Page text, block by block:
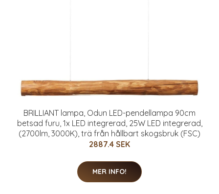
BRILLIANT lampa, Odun LED-pendellampa 90cm
betsad furu, 1x LED integrerad, 25W LED integrerad,
(2700lm, 3000K), trä från hållbart skogsbruk (FSC)
2887.4 SEK
MER INFO!